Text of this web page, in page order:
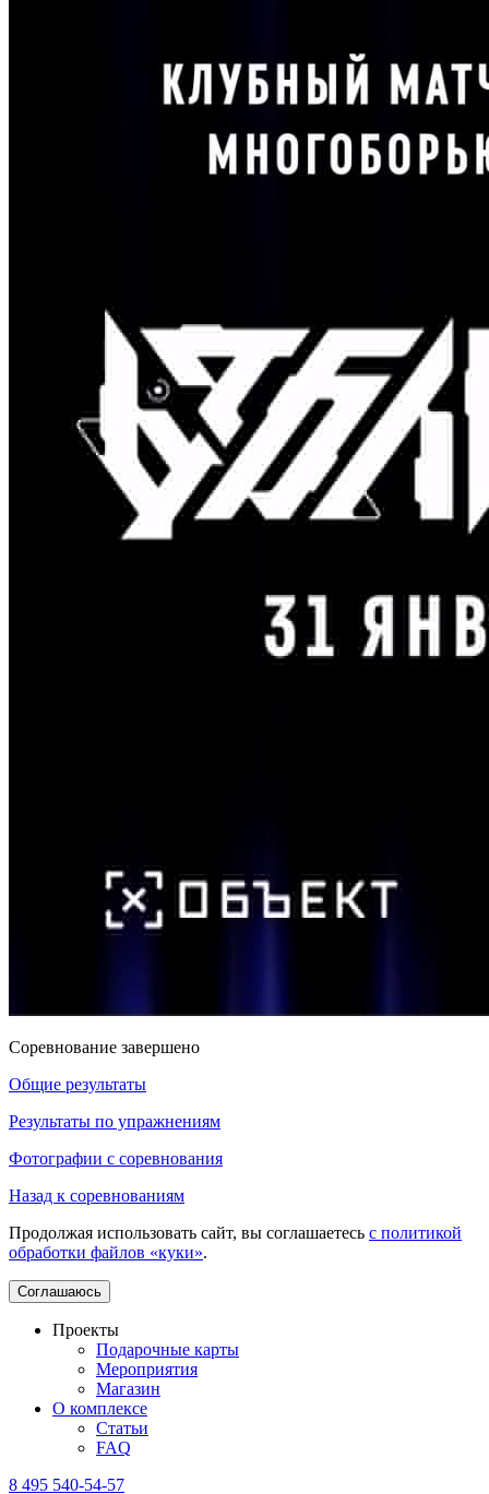
Соревнование завершено
Общие результаты
Результаты по упражнениям
Фотографии с соревнования
Назад к соревнованиям
Продолжая использовать сайт, вы соглашаетесь с политикой
обработки файлов «куки».
Соглашаюсь
Проекты
Подарочные карты
Мероприятия
Магазин
О комплексе
Статьи
FAQ
8 495 540-54-57